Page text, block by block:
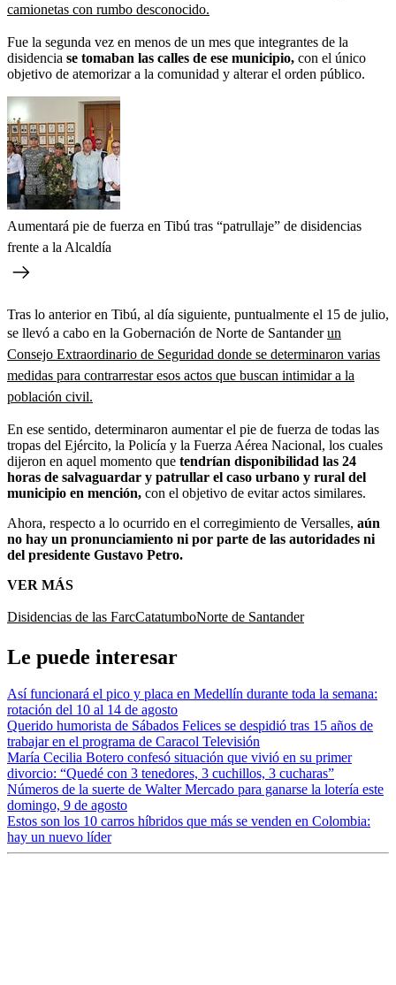
camionetas con rumbo desconocido.
Fue la segunda vez en menos de un mes que integrantes de la
disidencia se tomaban las calles de ese municipio, con el único
objetivo de atemorizar a la comunidad y alterar el orden público.
Aumentará pie de fuerza en Tibú tras “patrullaje” de disidencias
frente a la Alcaldía
Tras lo anterior en Tibú, al día siguiente, puntualmente el 15 de julio,
se llevó a cabo en la Gobernación de Norte de Santanderun
Consejo Extraordinario de Seguridad donde se determinaron varias
medidas para contrarrestar esos actos que buscan intimidar a la
población civil.
En ese sentido, determinaron aumentar el pie de fuerza de todas las
tropas del Ejército, la Policía y la Fuerza Aérea Nacional, los cuales
dijeron en aquel momento que tendrían disponibilidad las 24
horas de salvaguardar y patrullar el caso urbano y rural del
municipio en mención, con el objetivo de evitar actos similares.
Ahora, respecto a lo ocurrido en el corregimiento de Versalles, aún
no hay un pronunciamiento ni por parte de las autoridades ni
del presidente Gustavo Petro.
VER MÁS
Disidencias de las FarcCatatumboNorte de Santander
Le puede interesar
Así funcionará el pico y placa en Medellín durante toda la semana:
rotación del 10 al 14 de agosto
Querido humorista de Sábados Felices se despidió tras 15 años de
trabajar en el programa de Caracol Televisión
María Cecilia Botero confesó situación que vivió en su primer
divorcio: “Quedé con 3 tenedores, 3 cuchillos, 3 cucharas”
Números de la suerte de Walter Mercado para ganarse la lotería este
domingo, 9 de agosto
Estos son los 10 carros híbridos que más se venden en Colombia:
hay un nuevo líder